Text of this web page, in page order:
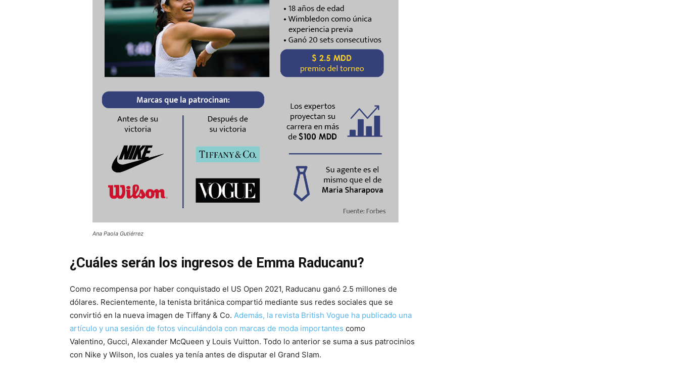
Ana Paola Gutiérrez
¿Cuáles serán los ingresos de Emma Raducanu?
Como recompensa por haber conquistado el US Open 2021, Raducanu ganó 2.5 millones de
dólares. Recientemente, la tenista británica compartió mediante sus redes sociales que se
convirtió en la nueva imagen de Tiffany & Co. Además, la revista British Vogue ha publicado una
artículo y una sesión de fotos vinculándola con marcas de moda importantes como
Valentino, Gucci, Alexander McQueen y Louis Vuitton. Todo lo anterior se suma a sus patrocinios
con Nike y Wilson, los cuales ya tenía antes de disputar el Grand Slam.